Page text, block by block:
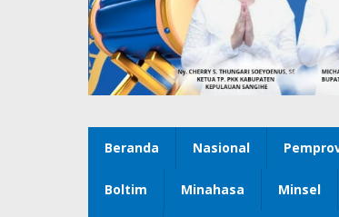
Beranda Nasional
Boltim Minahasa Minsel